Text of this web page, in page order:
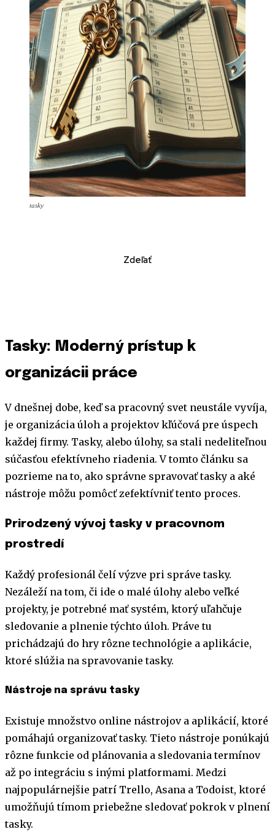
tasky
Zdeľať
Tasky: Moderný prístup k
organizácii práce
V dnešnej dobe, keď sa pracovný svet neustále vyvíja,
je organizácia úloh a projektov kľúčová pre úspech
každej firmy. Tasky, alebo úlohy, sa stali nedeliteľnou
súčasťou efektívneho riadenia. V tomto článku sa
pozrieme na to, ako správne spravovať tasky a aké
nástroje môžu pomôcť zefektívniť tento proces.
Prirodzený vývoj tasky v pracovnom
prostredí
Každý profesionál čelí výzve pri správe tasky.
Nezáleží na tom, či ide o malé úlohy alebo veľké
projekty, je potrebné mať systém, ktorý uľahčuje
sledovanie a plnenie týchto úloh. Práve tu
prichádzajú do hry rôzne technológie a aplikácie,
ktoré slúžia na spravovanie tasky.
Nástroje na správu tasky
Existuje množstvo online nástrojov a aplikácií, ktoré
pomáhajú organizovať tasky. Tieto nástroje ponúkajú
rôzne funkcie od plánovania a sledovania termínov
až po integráciu s inými platformami. Medzi
najpopulárnejšie patrí Trello, Asana a Todoist, ktoré
umožňujú tímom priebežne sledovať pokrok v plnení
tasky.